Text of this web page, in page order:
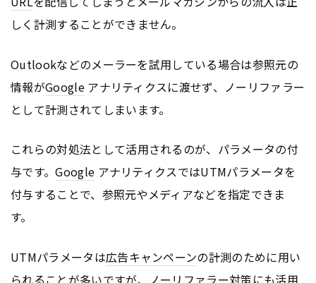
しく計測することができません。
Outlookなどのメーラーを試用している場合は参照元の
情報がGoogleアナリティクスに渡せず、ノーリファラー
として計測されてしまいます。
これらの対処法として活用されるのが、パラメータの付
与です。Google アナリティクスではUTMパラメータを
付与することで、参照元やメディアなどを指定できま
す。
UTMパラメータは広告キャンペーンの計測のために用い